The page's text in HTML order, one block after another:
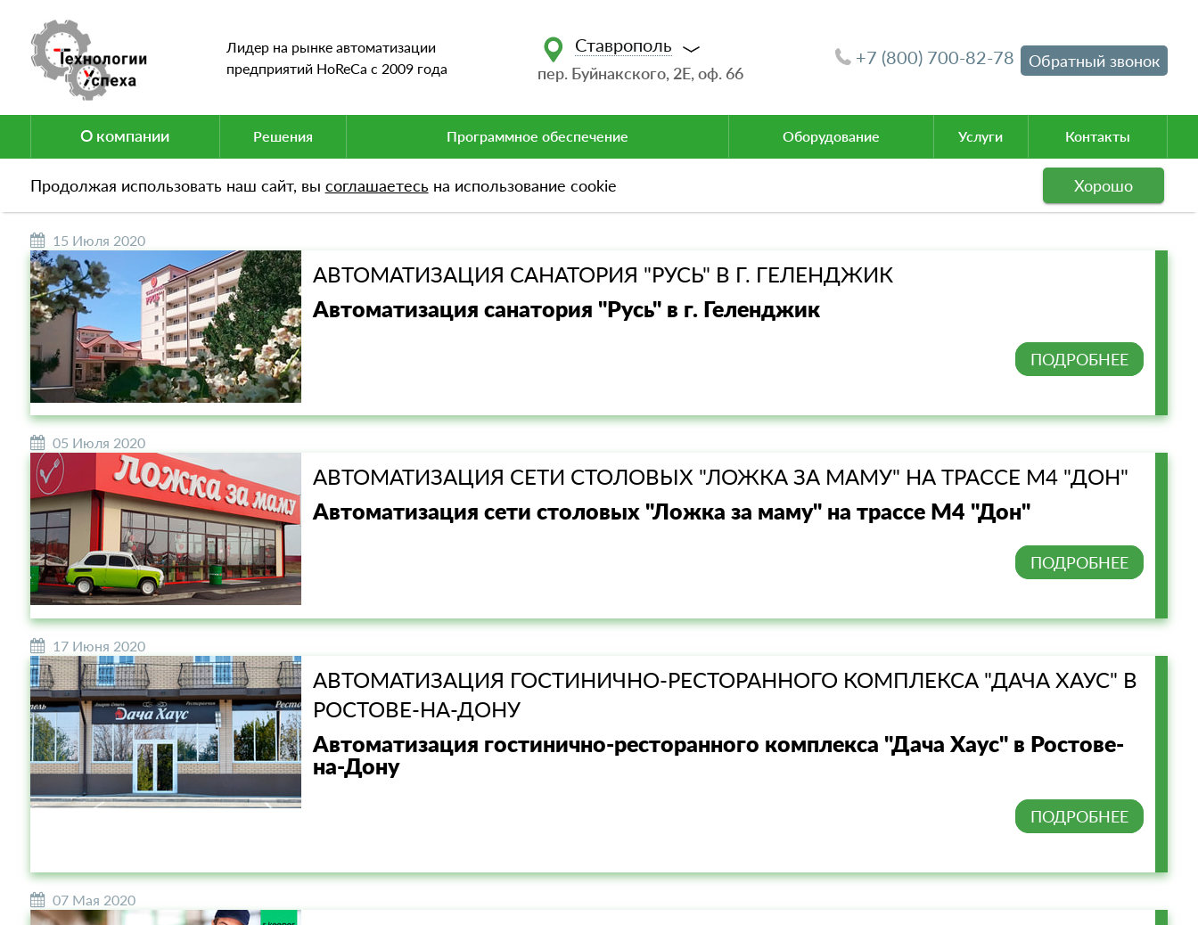
Лидер на рынке автоматизации
предприятий HoReCa c 2009 года
Ставрополь
пер. Буйнакского, 2Е, оф. 66
+7 (800) 700-82-78 Обратный звонок
О компании Решения Программное обеспечение Оборудование Услуги Контакты
Продолжая использовать наш сайт, вы соглашаетесь на использование cookie Хорошо
НОВОСТИ
15 Июля 2020
АВТОМАТИЗАЦИЯ САНАТОРИЯ "РУСЬ" В Г. ГЕЛЕНДЖИК
Автоматизация санатория "Русь" в г. Геленджик
ПОДРОБНЕЕ
05 Июля 2020
АВТОМАТИЗАЦИЯ СЕТИ СТОЛОВЫХ "ЛОЖКА ЗА МАМУ" НА ТРАССЕ М4 "ДОН"
Автоматизация сети столовых "Ложка за маму" на трассе М4 "Дон"
ПОДРОБНЕЕ
17 Июня 2020
АВТОМАТИЗАЦИЯ ГОСТИНИЧНО-РЕСТОРАННОГО КОМПЛЕКСА "ДАЧА ХАУС" В
РОСТОВЕ-НА-ДОНУ
Автоматизация гостинично-ресторанного комплекса "Дача Хаус" в Ростове-
на-Дону
ПОДРОБНЕЕ
07 Мая 2020